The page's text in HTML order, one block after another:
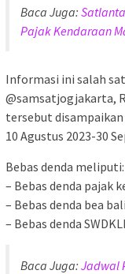
Baca Juga:
Pajak Kendaraan
Informasi ini salah
@samsatjogjakarta,
tersebut
10 Agustus 2023-30
Bebas denda meliputi:
– Bebas denda pajak
– Bebas denda bea
– Bebas denda
Baca Juga: Jadwal